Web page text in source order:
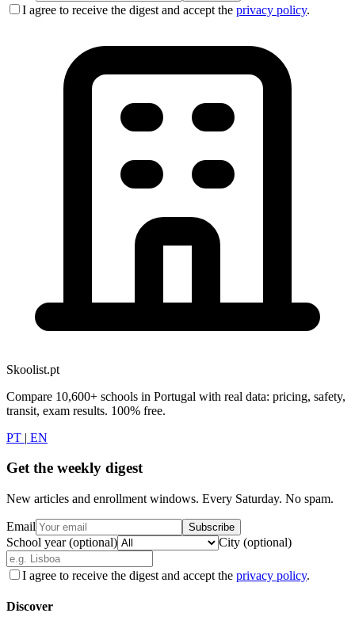
I agree to receive the digest and accept the privacy policy.
Skoolist.pt
Compare 10,600+ schools in Portugal with real data: pricing, safety,
transit, exam results. 100% free.
PT | EN
Get the weekly digest
New articles and enrollment windows. Every Saturday. No spam.
Email Subscribe
School year (optional) City (optional)
I agree to receive the digest and accept the privacy policy.
Discover